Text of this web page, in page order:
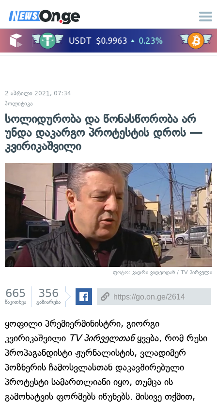
2 აპრილი 2021, 07:34
პოლიტიკა
სოლიდურობა და წონასწორობა არ
უნდა დაკარგო პროტესტის დროს —
კვირიკაშვილი
ფოტო: კადრი ვიდეოდან / TV პირველი
665
წაკითხვა
356
გაზიარება
ყოფილი პრემიერმინისტრი, გიორგი
კვირიკაშვილი TV პირველთანყვება, რომ რუსი
პროპაგანდისტი ჟურნალისტის, ვლადიმერ
პოზნერის ჩამოსვლასთან დაკავშირებული
პროტესტი სამართლიანი იყო, თუმცა ის
გამოხატვის ფორმებს იწუნებს. მისივე თქმით,